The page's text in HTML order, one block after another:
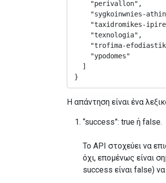
}
Η απάντηση είναι ένα
“success”: true ή false.
Το API στοχεύει να
όχι, επομένως είναι
success είναι false) να